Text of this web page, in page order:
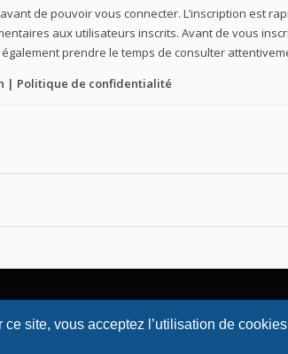
site, vous acceptez l’utilisation de
de pouvoir vous connecter. L’inscription est
aux utilisateurs inscrits. Avant de vous
prendre le temps de consulter
| Politique de confidentialité